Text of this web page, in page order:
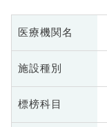
医療機関名
施設種別
標榜科目